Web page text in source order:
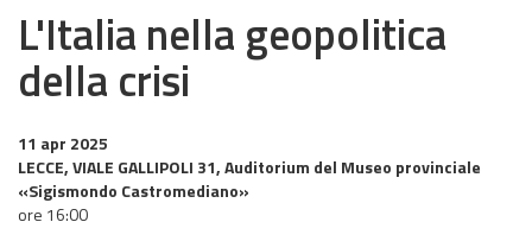
L'Italia nella geopolitica
della crisi
11 apr 2025
LECCE, VIALE GALLIPOLI 31, Auditorium del Museo provinciale
«Sigismondo Castromediano»
ore 16:00